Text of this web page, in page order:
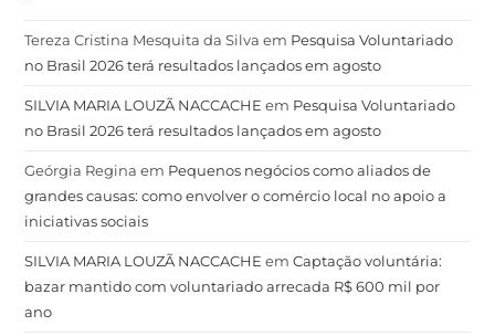
Tereza Cristina Mesquita da Silva em Pesquisa Voluntariado
no Brasil 2026 terá resultados lançados em agosto
SILVIA MARIA LOUZÃ NACCACHE em Pesquisa Voluntariado
no Brasil 2026 terá resultados lançados em agosto
Geórgia Regina em Pequenos negócios como aliados de
grandes causas: como envolver o comércio local no apoio a
iniciativas sociais
SILVIA MARIA LOUZÃ NACCACHE emCaptação voluntária:
bazar mantido com voluntariado arrecada R$ 600 mil por
ano